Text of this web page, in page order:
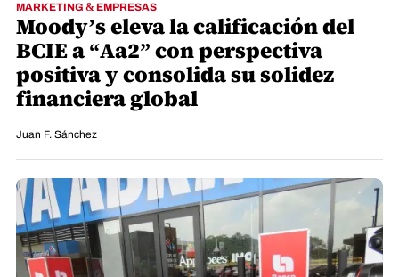
MARKETING & EMPRESAS
Moody’s eleva la calificación del
BCIE a “Aa2” con perspectiva
positiva y consolida su solidez
financiera global
Juan F. Sánchez